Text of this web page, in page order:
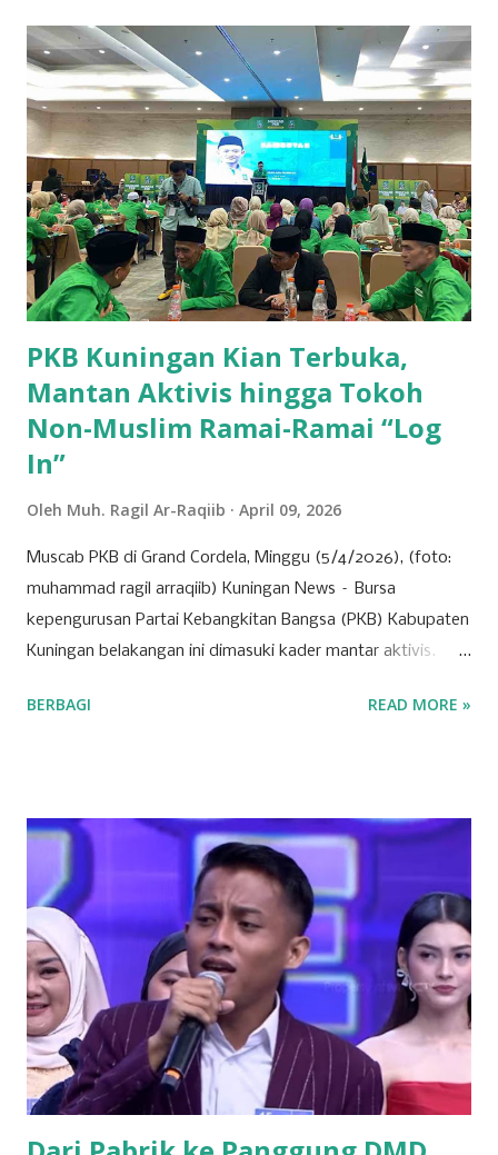
Dengan produksi sebesar 45.702 ton, Kecamatan Cilimus
menyumbangkan hampir setengah dari total produksi ubi
jalar di wilayah ini. Kondisi tanah yang subur dan teknik
pertanian yang optimal menjadikan Cilimus sebagai sentra
utama produksi ubi jalar. 2. Kecamatan Cigandamekar
Posisi kedua ditempati oleh Kecamatan Cigandamekar
dengan total produksi mencapai 28.966 ton. Daerah ini
dikenal dengan pertanian yang beragam dan kualitas ubi
jalar yang baik, sehingga mampu bersaing dengan ...
PKB Kuningan Kian Terbuka,
Mantan Aktivis hingga Tokoh
Non-Muslim Ramai-Ramai “Log
In”
Oleh Muh. Ragil Ar-Raqiib April 09, 2026
Muscab PKB di Grand Cordela, Minggu (5/4/2026), (foto:
muhammad ragil arraqiib) Kuningan News – Bursa
kepengurusan Partai Kebangkitan Bangsa (PKB) Kabupaten
Kuningan belakangan ini dimasuki kader mantar aktivis.
semakin menunjukkan wajah barunya sebagai partai yang
tersebut. Drs. H. Ujang Kosasih, Ketua PKB Kuningan,
menyebut PKB saat ini adalah wadah bagi seluruh warga
negara tanpa melihat latar belakang organisasi maupun
agama. Fenomena menarik perhatian adalah bergabungnya
sejumlah nama besar dari kalangan aktivis muda, seperti
Sadam Husain. Ada anak muda dari kalangan
Muhammadiyah, NU, hingga mantan aktivis dari organisasi
mahasiswa seperti, PMII dan GMNI yang ikut merapat.
“Alhamdulillah di Muscab kali ini dalam rangka menyusun
struktur DPC ke depan 202...
BERBAGI READ MORE »